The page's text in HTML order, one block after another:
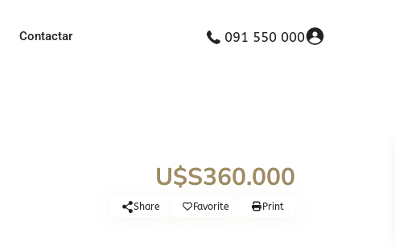
Contactar 091 550 000
U$S360.000
Share Favorite Print